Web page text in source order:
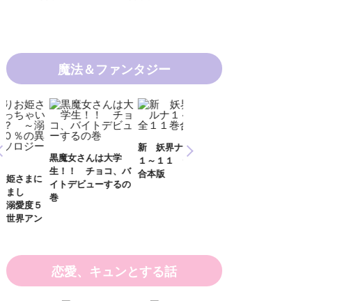
魔法＆ファンタジー
黒魔女さんは大学
生！！ チョコ、バ
イトデビューするの
巻
新 妖界ナビ・ルナ
１～１１ 全１１巻
合本版
妖界ナビ・ルナ１～
恋愛、キュンとする話